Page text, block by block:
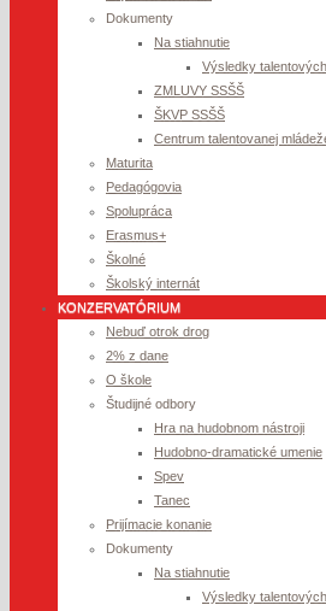
Dokumenty
Na stiahnutie
Výsledky
ZMLUVY SSŠŠ
ŠKVP SSŠŠ
Centrum talentovanej
Maturita
Pedagógovia
Spolupráca
Erasmus+
Školné
Školský internát
KONZERVATÓRIUM
Nebuď otrok drog
2% z dane
O škole
Študijné odbory
Hra na hudobnom nástroji
Hudobno-dramatické umenie
Spev
Tanec
Prijímacie konanie
Dokumenty
Na stiahnutie
Výsledky